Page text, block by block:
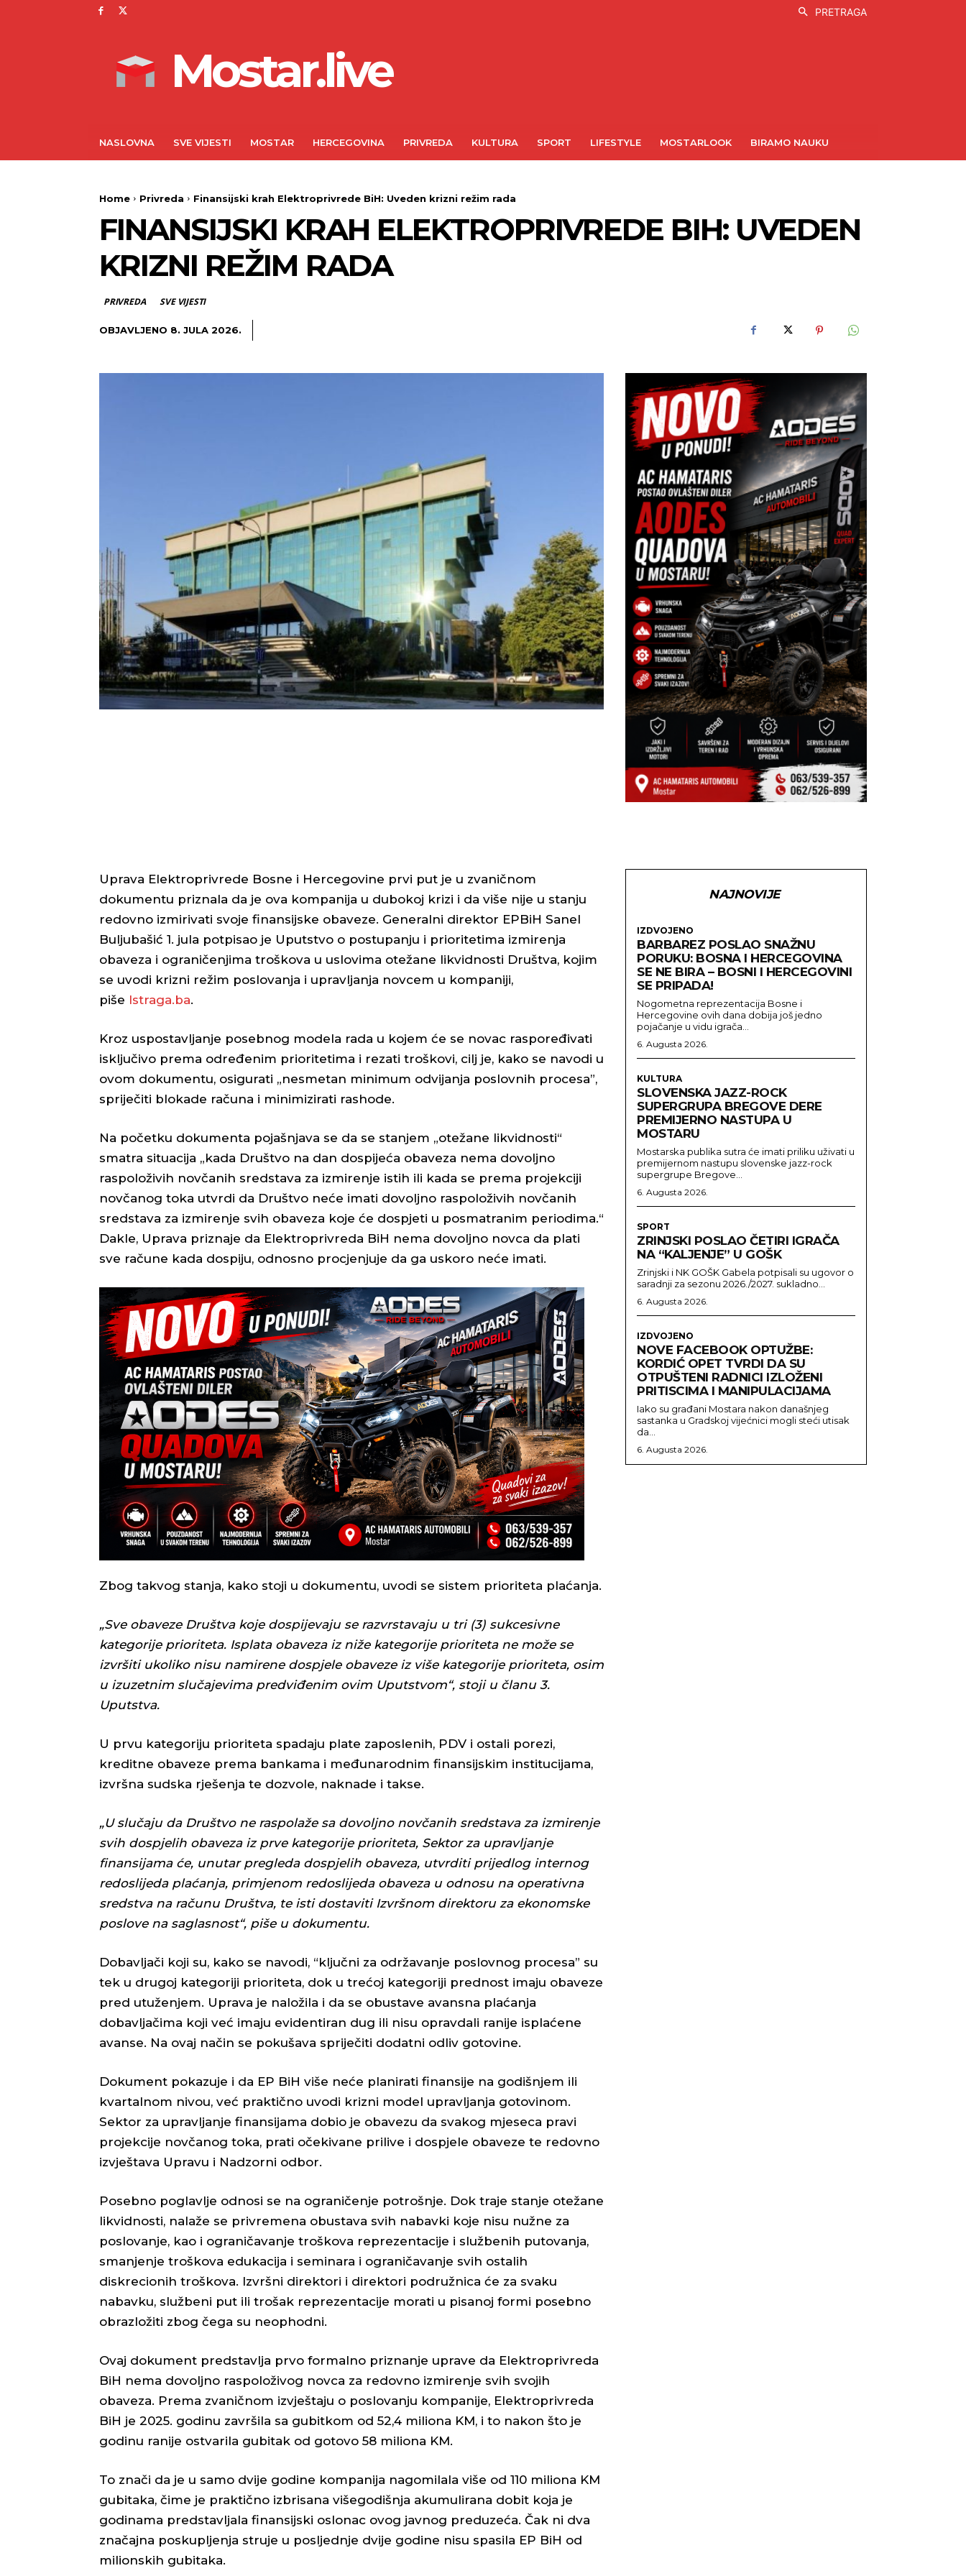
PRETRAGA
Mostar.live
NASLOVNA SVE VIJESTI MOSTAR HERCEGOVINA PRIVREDA KULTURA SPORT LIFESTYLE MOSTARLOOK BIRAMO NAUKU
Home Privreda Finansijski krah Elektroprivrede BiH: Uveden krizni režim rada
FINANSIJSKI KRAH ELEKTROPRIVREDE BIH: UVEDEN
KRIZNI REŽIM RADA
PRIVREDA SVE VIJESTI
OBJAVLJENO 8. JULA 2026.
Uprava Elektroprivrede Bosne i Hercegovine prvi put je u zvaničnom
dokumentu priznala da je ova kompanija u dubokoj krizi i da više nije u stanju
redovno izmirivati svoje finansijske obaveze. Generalni direktor EPBiH Sanel
Buljubašić 1. jula potpisao je Uputstvo o postupanju i prioritetima izmirenja
obaveza i ograničenjima troškova u uslovima otežane likvidnosti Društva, kojim
se uvodi krizni režim poslovanja i upravljanja novcem u kompaniji,
piše Istraga.ba.
Kroz uspostavljanje posebnog modela rada u kojem će se novac raspoređivati
isključivo prema određenim prioritetima i rezati troškovi, cilj je, kako se navodi u
ovom dokumentu, osigurati „nesmetan minimum odvijanja poslovnih procesa”,
spriječiti blokade računa i minimizirati rashode.
Na početku dokumenta pojašnjava se da se stanjem „otežane likvidnosti“
smatra situacija „kada Društvo na dan dospijeća obaveza nema dovoljno
raspoloživih novčanih sredstava za izmirenje istih ili kada se prema projekciji
novčanog toka utvrdi da Društvo neće imati dovoljno raspoloživih novčanih
sredstava za izmirenje svih obaveza koje će dospjeti u posmatranim periodima.“
Dakle, Uprava priznaje da Elektroprivreda BiH nema dovoljno novca da plati
sve račune kada dospiju, odnosno procjenjuje da ga uskoro neće imati.
Zbog takvog stanja, kako stoji u dokumentu, uvodi se sistem prioriteta plaćanja.
„Sve obaveze Društva koje dospijevaju se razvrstavaju u tri (3) sukcesivne
kategorije prioriteta. Isplata obaveza iz niže kategorije prioriteta ne može se
izvršiti ukoliko nisu namirene dospjele obaveze iz više kategorije prioriteta, osim
u izuzetnim slučajevima predviđenim ovim Uputstvom“, stoji u članu 3.
Uputstva.
U prvu kategoriju prioriteta spadaju plate zaposlenih, PDV i ostali porezi,
kreditne obaveze prema bankama i međunarodnim finansijskim institucijama,
izvršna sudska rješenja te dozvole, naknade i takse.
„U slučaju da Društvo ne raspolaže sa dovoljno novčanih sredstava za izmirenje
svih dospjelih obaveza iz prve kategorije prioriteta, Sektor za upravljanje
finansijama će, unutar pregleda dospjelih obaveza, utvrditi prijedlog internog
redoslijeda plaćanja, primjenom redoslijeda obaveza u odnosu na operativna
sredstva na računu Društva, te isti dostaviti Izvršnom direktoru za ekonomske
poslove na saglasnost“, piše u dokumentu.
Dobavljači koji su, kako se navodi, “ključni za održavanje poslovnog procesa” su
tek u drugoj kategoriji prioriteta, dok u trećoj kategoriji prednost imaju obaveze
pred utuženjem. Uprava je naložila i da se obustave avansna plaćanja
dobavljačima koji već imaju evidentiran dug ili nisu opravdali ranije isplaćene
avanse. Na ovaj način se pokušava spriječiti dodatni odliv gotovine.
Dokument pokazuje i da EP BiH više neće planirati finansije na godišnjem ili
kvartalnom nivou, već praktično uvodi krizni model upravljanja gotovinom.
Sektor za upravljanje finansijama dobio je obavezu da svakog mjeseca pravi
projekcije novčanog toka, prati očekivane prilive i dospjele obaveze te redovno
izvještava Upravu i Nadzorni odbor.
Posebno poglavlje odnosi se na ograničenje potrošnje. Dok traje stanje otežane
likvidnosti, nalaže se privremena obustava svih nabavki koje nisu nužne za
poslovanje, kao i ograničavanje troškova reprezentacije i službenih putovanja,
smanjenje troškova edukacija i seminara i ograničavanje svih ostalih
diskrecionih troškova. Izvršni direktori i direktori podružnica će za svaku
nabavku, službeni put ili trošak reprezentacije morati u pisanoj formi posebno
obrazložiti zbog čega su neophodni.
Ovaj dokument predstavlja prvo formalno priznanje uprave da Elektroprivreda
BiH nema dovoljno raspoloživog novca za redovno izmirenje svih svojih
obaveza. Prema zvaničnom izvještaju o poslovanju kompanije, Elektroprivreda
BiH je 2025. godinu završila sa gubitkom od 52,4 miliona KM, i to nakon što je
godinu ranije ostvarila gubitak od gotovo 58 miliona KM.
To znači da je u samo dvije godine kompanija nagomilala više od 110 miliona KM
gubitaka, čime je praktično izbrisana višegodišnja akumulirana dobit koja je
godinama predstavljala finansijski oslonac ovog javnog preduzeća. Čak ni dva
značajna poskupljenja struje u posljednje dvije godine nisu spasila EP BiH od
milionskih gubitaka.
NAJNOVIJE
IZDVOJENO
BARBAREZ POSLAO SNAŽNU
PORUKU: BOSNA I HERCEGOVINA
SE NE BIRA – BOSNI I HERCEGOVINI
SE PRIPADA!
Nogometna reprezentacija Bosne i
Hercegovine ovih dana dobija još jedno
pojačanje u vidu igrača...
6. Augusta 2026.
KULTURA
SLOVENSKA JAZZ-ROCK
SUPERGRUPA BREGOVE DERE
PREMIJERNO NASTUPA U
MOSTARU
Mostarska publika sutra će imati priliku uživati u
premijernom nastupu slovenske jazz-rock
supergrupe Bregove...
6. Augusta 2026.
SPORT
ZRINJSKI POSLAO ČETIRI IGRAČA
NA “KALJENJE” U GOŠK
Zrinjski i NK GOŠK Gabela potpisali su ugovor o
saradnji za sezonu 2026./2027. sukladno...
6. Augusta 2026.
IZDVOJENO
NOVE FACEBOOK OPTUŽBE:
KORDIĆ OPET TVRDI DA SU
OTPUŠTENI RADNICI IZLOŽENI
PRITISCIMA I MANIPULACIJAMA
Iako su građani Mostara nakon današnjeg
sastanka u Gradskoj vijećnici mogli steći utisak
da...
6. Augusta 2026.